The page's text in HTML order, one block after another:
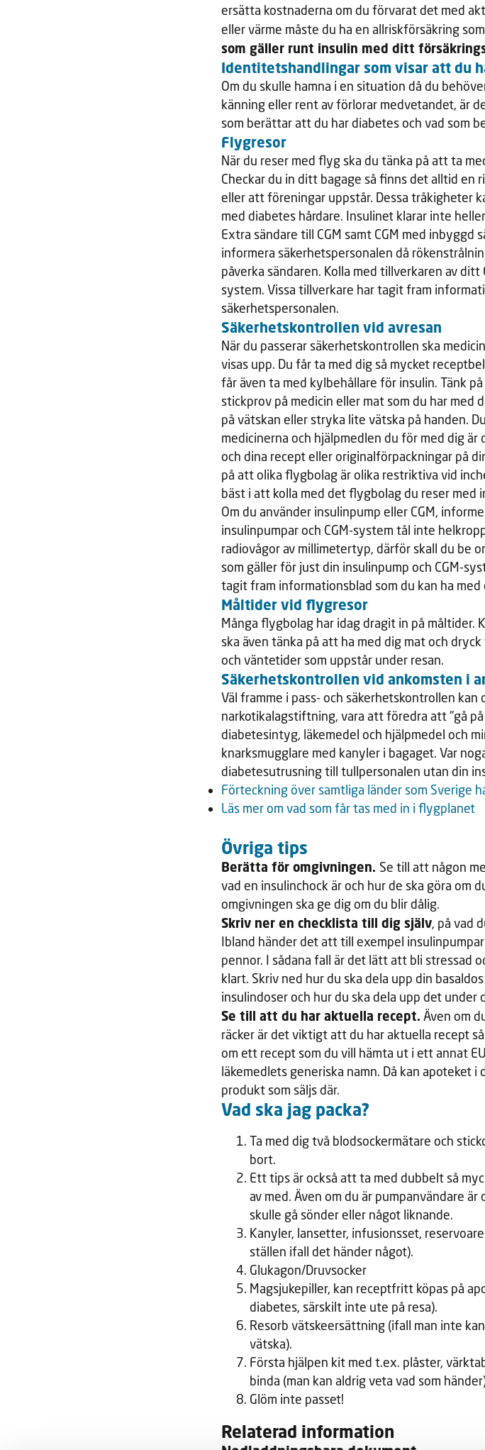
ersätta kostnaderna om du förvarat det med
eller värme måste du ha en allriskförsäkring
som gäller runt insulin med ditt
Identitetshandlingar som visar att du
Om du skulle hamna i en situation då du
känning eller rent av förlorar medvetandet, är
som berättar att du har diabetes och vad som
Flygresor
När du reser med flyg ska du tänka på att ta
Checkar du in ditt bagage så finns det alltid en
eller att föreningar uppstår. Dessa tråkigheter
med diabetes hårdare. Insulinet klarar inte
Extra sändare till CGM samt CGM med inbyggd
informera säkerhetspersonalen då
påverka sändaren. Kolla med tillverkaren av
system. Vissa tillverkare har tagit fram
säkerhetspersonalen.
Säkerhetskontrollen vid avresan
När du passerar säkerhetskontrollen ska
visas upp. Du får ta med dig så mycket
får även ta med kylbehållare för insulin. Tänk
stickprov på medicin eller mat som du har med
på vätskan eller stryka lite vätska på handen.
medicinerna och hjälpmedlen du för med dig
och dina recept eller originalförpackningar på
på att olika flygbolag är olika restriktiva vid
bäst i att kolla med det flygbolag du reser med
Om du använder insulinpump eller CGM,
insulinpumpar och CGM-system tål inte
radiovågor av millimetertyp, därför skall du be
som gäller för just din insulinpump och CGM-
tagit fram informationsblad som du kan ha med
Måltider vid flygresor
Många flygbolag har idag dragit in på måltider.
ska även tänka på att ha med dig mat och
och väntetider som uppstår under resan.
Säkerhetskontrollen vid ankomsten i
Väl framme i pass- och säkerhetskontrollen
narkotikalagstiftning, vara att föredra att "gå
diabetesintyg, läkemedel och hjälpmedel och
knarksmugglare med kanyler i bagaget. Var
diabetesutrusning till tullpersonalen utan din
Förteckning över samtliga länder som Sverige
Läs mer om vad som får tas med in i flygplanet
Övriga tips
Berätta för omgivningen. Se till att någon
vad en insulinchock är och hur de ska göra om
omgivningen ska ge dig om du blir dålig.
Skriv ner en checklista till dig själv, på vad
Ibland händer det att till exempel
pennor. I sådana fall är det lätt att bli stressad
klart. Skriv ned hur du ska dela upp din
insulindoser och hur du ska dela upp det under
Se till att du har aktuella recept. Även om
räcker är det viktigt att du har aktuella recept
om ett recept som du vill hämta ut i ett annat
läkemedlets generiska namn. Då kan apoteket
produkt som säljs där.
Vad ska jag packa?
Ta med dig två blodsockermätare och
bort.
Ett tips är också att ta med dubbelt så
av med. Även om du är pumpanvändare
skulle gå sönder eller något liknande.
Kanyler, lansetter, infusionsset,
ställen ifall det händer något).
Glukagon/Druvsocker
Magsjukepiller, kan receptfritt köpas på
diabetes, särskilt inte ute på resa).
Resorb vätskeersättning (ifall man inte
vätska).
Första hjälpen kit med t.ex. plåster,
binda (man kan aldrig veta vad som
Glöm inte passet!
Relaterad information